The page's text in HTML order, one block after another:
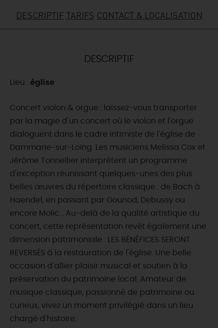
DEMAIN
CE WEEK-END
TOUT L'AGENDA
DESCRIPTIF TARIFS CONTACT & LOCALISATION
DESCRIPTIF
Lieu : église
Concert violon & orgue : laissez-vous transporter
par la magie d'un concert où le violon et l'orgue
dialoguent dans le cadre intimiste de l'église de
Dammarie-sur-Loing. Les musiciens Melissa Cox et
Jérôme Tonnellier interprètent un programme
d'exception réunissant quelques-unes des plus
belles œuvres du répertoire classique : de Bach à
Haendel, en passant par Gounod, Debussy ou
encore Molic... Au-delà de la qualité artistique du
concert, cette représentation revêt également une
dimension patrimoniale : LES BÉNÉFICES SERONT
REVERSÉS à la restauration de l'église. Une belle
occasion d'allier plaisir musical et soutien à la
préservation du patrimoine local. Amateur de
musique classique, passionné de patrimoine ou
curieux, vivez un moment privilégié dans un lieu
chargé d'histoire.